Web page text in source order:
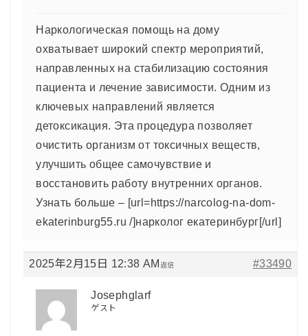
Наркологическая помощь на дому
охватывает широкий спектр мероприятий,
направленных на стабилизацию состояния
пациента и лечение зависимости. Одним из
ключевых направлений является
детоксикация. Эта процедура позволяет
очистить организм от токсичных веществ,
улучшить общее самочувствие и
восстановить работу внутренних органов.
Узнать больше – [url=https://narcolog-na-dom-
ekaterinburg55.ru /]нарколог екатеринбург[/url]
2025年2月15日 12:38 AM #33490
返信
Josephglarf
ゲスト